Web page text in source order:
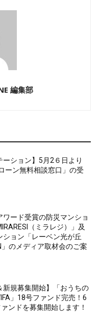
編集部
ーション】5月2６日より
ーン無料相談窓口」の受
ワード受賞の防災マンショ
（ミラレジ）」及
ション「レーベン光が丘
」のメディア取材会のご案
新規募集開始】「おうちの
」18号ファンド完売！6
ンドを募集開始します！